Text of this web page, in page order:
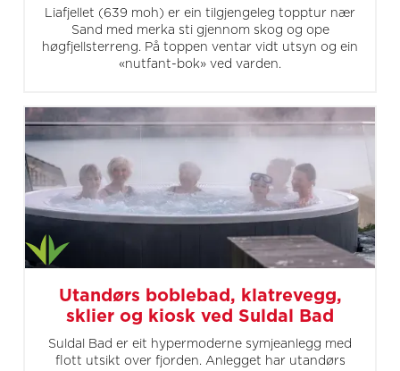
Liafjellet (639 moh) er ein tilgjengeleg topptur nær
Sand med merka sti gjennom skog og ope
høgfjellsterreng. På toppen ventar vidt utsyn og ein
«nutfant-bok» ved varden.
Utandørs boblebad, klatrevegg,
sklier og kiosk ved Suldal Bad
Suldal Bad er eit hypermoderne symjeanlegg med
flott utsikt over fjorden. Anlegget har utandørs